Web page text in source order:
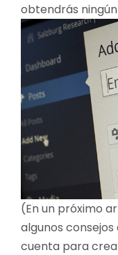
obtendrás
(En un próximo
algunos
cuenta para